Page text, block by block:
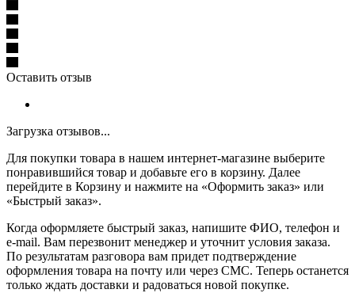
Оставить отзыв
Загрузка отзывов...
Для покупки товара в нашем интернет-магазине выберите
понравившийся товар и добавьте его в корзину. Далее
перейдите в Корзину и нажмите на «Оформить заказ» или
«Быстрый заказ».
Когда оформляете быстрый заказ, напишите ФИО, телефон и
e-mail. Вам перезвонит менеджер и уточнит условия заказа.
По результатам разговора вам придет подтверждение
оформления товара на почту или через СМС. Теперь останется
только ждать доставки и радоваться новой покупке.